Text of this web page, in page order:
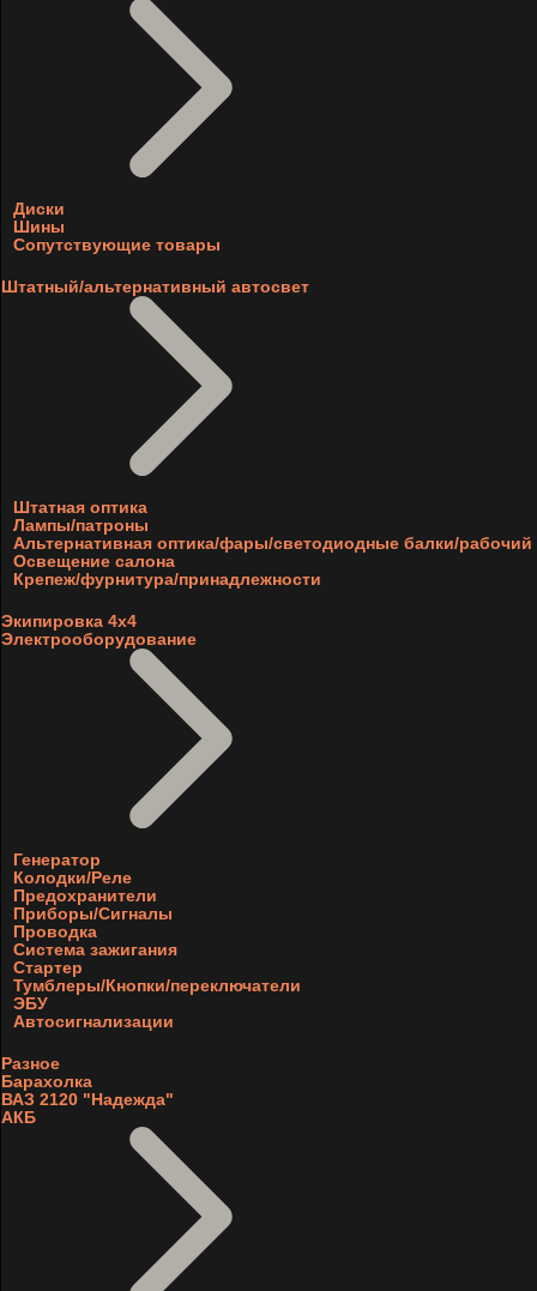
Диски
Шины
Сопутствующие товары
Штатный/альтернативный автосвет
Штатная оптика
Лампы/патроны
Альтернативная оптика/фары/светодиодные балки/рабочий
Освещение салона
Крепеж/фурнитура/принадлежности
Экипировка 4х4
Электрооборудование
Генератор
Колодки/Реле
Предохранители
Приборы/Сигналы
Проводка
Система зажигания
Стартер
Тумблеры/Кнопки/переключатели
ЭБУ
Автосигнализации
Разное
Барахолка
ВАЗ 2120 "Надежда"
АКБ